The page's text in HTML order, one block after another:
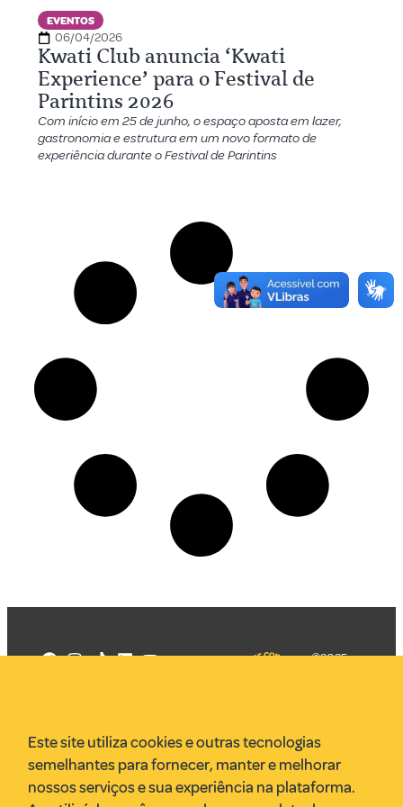
EVENTOS
06/04/2026
Kwati Club anuncia ‘Kwati
Experience’ para o Festival de
Parintins 2026
Com início em 25 de junho, o espaço aposta em lazer,
gastronomia e estrutura em um novo formato de
experiência durante o Festival de Parintins
VR Assessoria
Parcerias
Envie uma pauta
©2025
Este site utiliza cookies e outras tecnologias
semelhantes para fornecer, manter e melhorar
nossos serviços e sua experiência na plataforma.